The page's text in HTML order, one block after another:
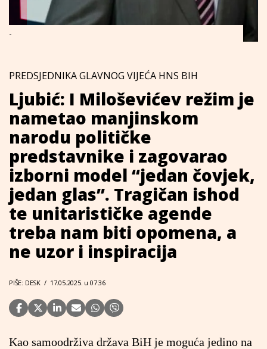
-
PREDSJEDNIKA GLAVNOG VIJEĆA HNS BIH
Ljubić: I Miloševićev režim je
nametao manjinskom
narodu političke
predstavnike i zagovarao
izborni model “jedan čovjek,
jedan glas”. Tragičan ishod
te unitarističke agende
treba nam biti opomena, a
ne uzor i inspiracija
PIŠE: DESK / 17.05.2025. u 07:36
Kao samoodrživa država BiH je moguća jedino na